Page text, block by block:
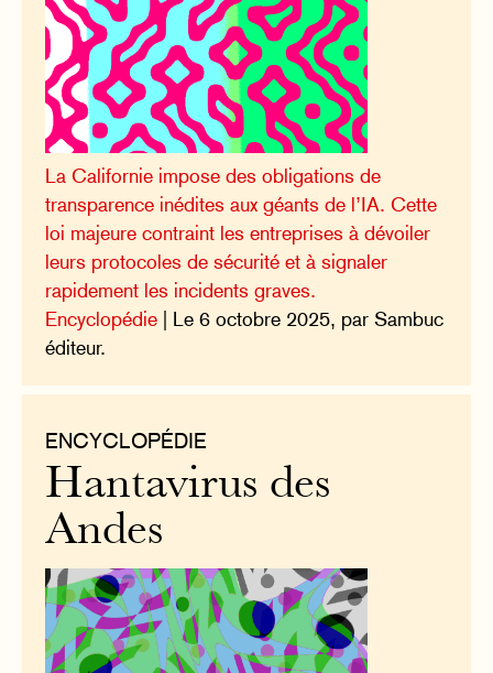
La Californie impose des obligations de
transparence inédites aux géants de l’IA. Cette
loi majeure contraint les entreprises à dévoiler
leurs protocoles de sécurité et à signaler
rapidement les incidents graves.
Encyclopédie | Le 6 octobre 2025, par Sambuc
éditeur.
ENCYCLOPÉDIE
Hantavirus des
Andes